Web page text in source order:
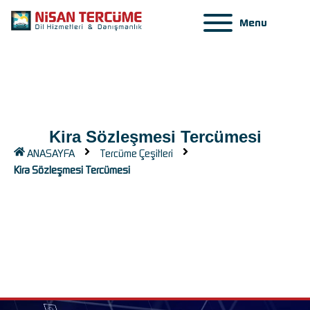
Menu
Kira Sözleşmesi Tercümesi
ANASAYFA
Tercüme Çeşitleri
Kira Sözleşmesi Tercümesi